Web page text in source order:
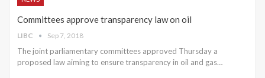
Committees approve transparency law on oil
LIBC Sep 7, 2018
The joint parliamentary committees approved Thursday a
proposed law aiming to ensure transparency in oil and gas…